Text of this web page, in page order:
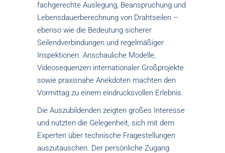
fachgerechte Auslegung, Beanspruchung und
Lebensdauerberechnung von Drahtseilen –
ebenso wie die Bedeutung sicherer
Seilendverbindungen und regelmäßiger
Inspektionen. Anschauliche Modelle,
Videosequenzen internationaler Großprojekte
sowie praxisnahe Anekdoten machten den
Vormittag zu einem eindrucksvollen Erlebnis.
Die Auszubildenden zeigten großes Interesse
und nutzten die Gelegenheit, sich mit dem
Experten über technische Fragestellungen
auszutauschen. Der persönliche Zugang